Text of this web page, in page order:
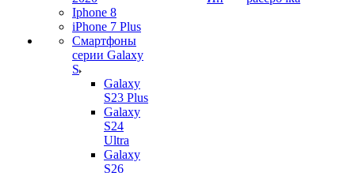
Iphone 8
iPhone 7 Plus
Смартфоны
серии Galaxy
S
Galaxy
S23 Plus
Galaxy
S24
Ultra
Galaxy
S26